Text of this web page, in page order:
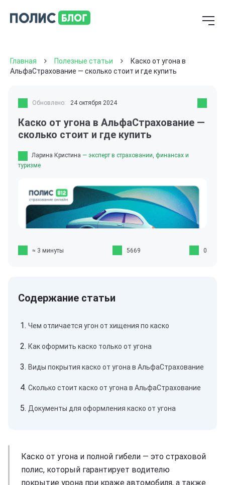
Главная Полезные статьи
Каско от угона в
АльфаСтрахование — сколько стоит и где купить
Обновлено: 24 октября 2024
Каско от угона в АльфаСтрахование —
сколько стоит и где купить
Ларина Кристина — эксперт в страховании, финансах и
туризме
≈ 3 минуты 5669 0
Чем отличается угон от хищения по каско
Как оформить каско только от угона
Виды покрытия каско от угона в АльфаСтрахование
Сколько стоит каско от угона в АльфаСтрахование
Документы для оформления каско от угона
Каско от угона и полной гибели — это страховой
полис, который гарантирует водителю
покрытие урона при краже автомобиля, а также